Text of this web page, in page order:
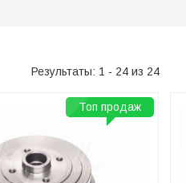
Результаты: 1 - 24 из 24
Топ продаж